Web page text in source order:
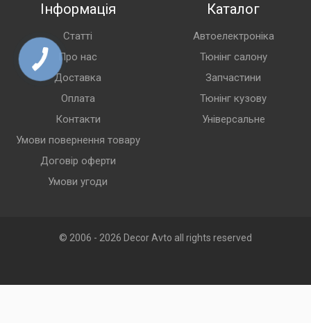
Інформація
Статті
Про нас
Доставка
Оплата
Контакти
Умови повернення товару
Договір оферти
Умови угоди
Каталог
Автоелектроніка
Тюнінг салону
Запчастини
Тюнінг кузову
Універсальне
© 2006 - 2026 Decor Avto all rights reserved